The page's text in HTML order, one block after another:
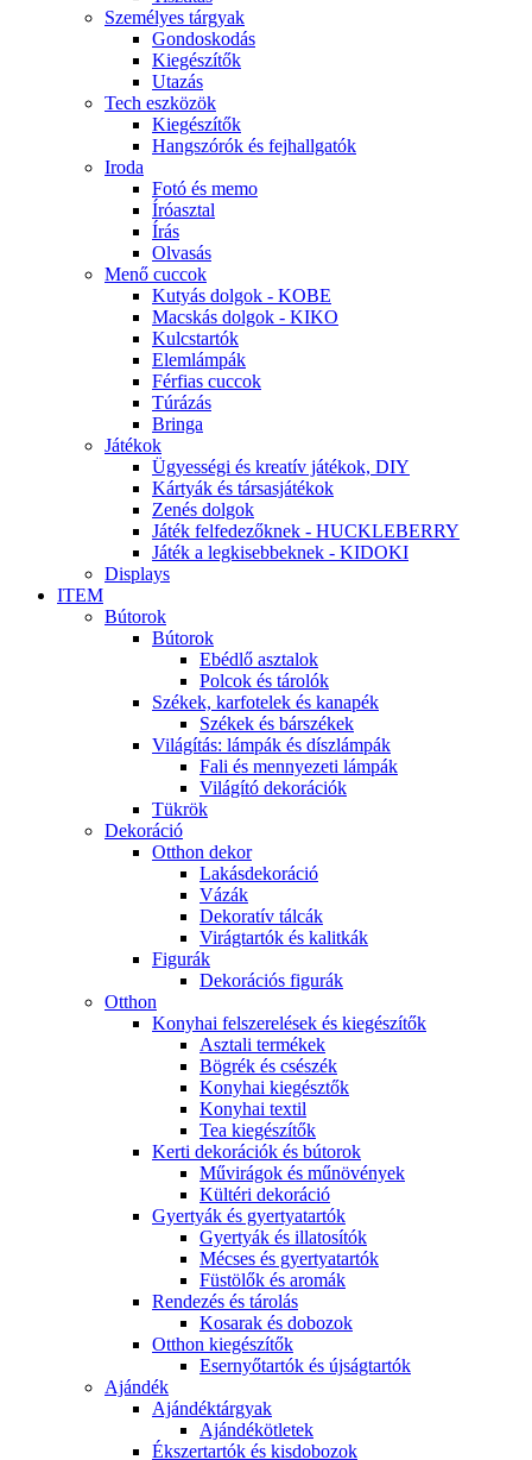
Személyes tárgyak
Gondoskodás
Kiegészítők
Utazás
Tech eszközök
Kiegészítők
Hangszórók és fejhallgatók
Iroda
Fotó és memo
Íróasztal
Írás
Olvasás
Menő cuccok
Kutyás dolgok - KOBE
Macskás dolgok - KIKO
Kulcstartók
Elemlámpák
Férfias cuccok
Túrázás
Bringa
Játékok
Ügyességi és kreatív játékok, DIY
Kártyák és társasjátékok
Zenés dolgok
Játék felfedezőknek - HUCKLEBERRY
Játék a legkisebbeknek - KIDOKI
Displays
ITEM
Bútorok
Bútorok
Ebédlő asztalok
Polcok és tárolók
Székek, karfotelek és kanapék
Székek és bárszékek
Világítás: lámpák és díszlámpák
Fali és mennyezeti lámpák
Világító dekorációk
Tükrök
Dekoráció
Otthon dekor
Lakásdekoráció
Vázák
Dekoratív tálcák
Virágtartók és kalitkák
Figurák
Dekorációs figurák
Otthon
Konyhai felszerelések és kiegészítők
Asztali termékek
Bögrék és csészék
Konyhai kiegésztők
Konyhai textil
Tea kiegészítők
Kerti dekorációk és bútorok
Művirágok és műnövények
Kültéri dekoráció
Gyertyák és gyertyatartók
Gyertyák és illatosítók
Mécses és gyertyatartók
Füstölők és aromák
Rendezés és tárolás
Kosarak és dobozok
Otthon kiegészítők
Esernyőtartók és újságtartók
Ajándék
Ajándéktárgyak
Ajándékötletek
Ékszertartók és kisdobozok